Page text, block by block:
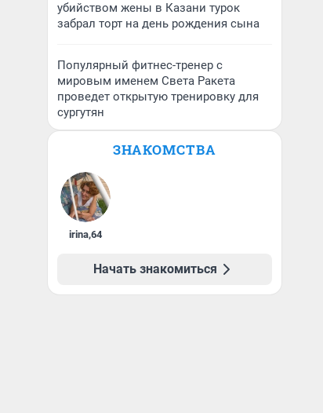
убийством жены в Казани турок
забрал торт на день рождения сына
Популярный фитнес-тренер с
мировым именем Света Ракета
проведет открытую тренировку для
сургутян
ЗНАКОМСТВА
irina,64
Начать знакомиться